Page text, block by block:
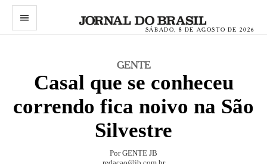
menu
SÁBADO, 8 DE AGOSTO DE 2026
GENTE
Casal que se conheceu
correndo fica noivo na São
Silvestre
Por GENTE JB